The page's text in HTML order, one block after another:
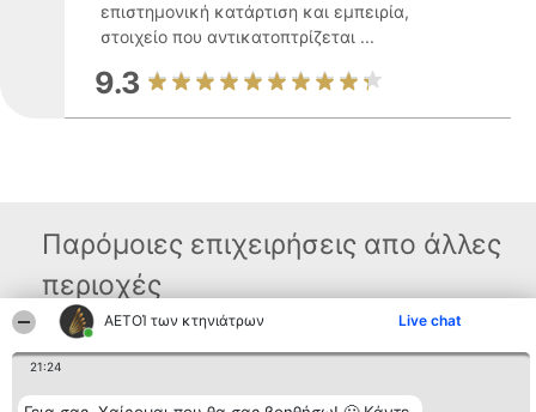
ΑΕΤΟΊ των κτηνιάτρων Live chat
21:24
επιστημονική κατάρτιση και εμπειρία,
στοιχείο που αντικατοπτρίζεται ...
9.3
Παρόμοιες επιχειρήσεις απο άλλες
περιοχές
Διοργανωτής της
BEAUTIFUL COMPANY
Λίστα όλων